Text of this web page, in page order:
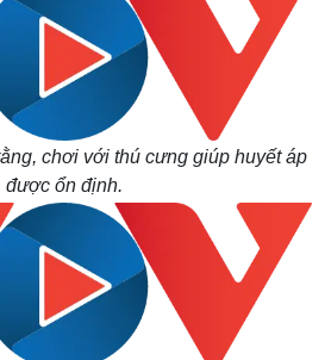
chơi với thú cưng giúp huyết áp
được ổn định.